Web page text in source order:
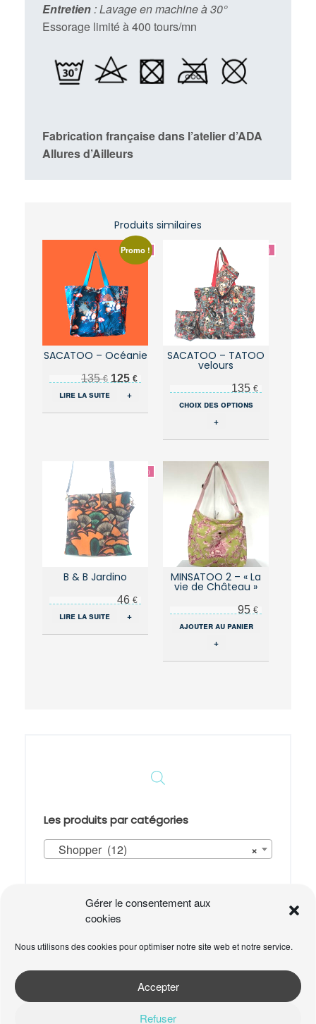
Gérer le consentement aux
cookies
Nous utilisons des cookies pour optimiser notre site web et notre service.
Accepter
Refuser
Entretien: Lavage en machine à 30°
Essorage limité à 400 tours/mn
Fabrication française dans l’atelier d’ADA
Allures d’Ailleurs
Produits similaires
Promo !
SACATOO – Océanie
135€ Le prix initial était : 135 €.
125 €Le prix actuel est : 125 €.
lire la suite +
SACATOO – TATOO
velours
135€
choix des options
plusieurs
page
du
+
B & B Jardino
46 €
lire la suite +
MINSATOO 2 – « La
vie de Château »
95€
ajouter au panier
+
Les produits par catégories
×
Shopper (12)
Votre panier est vide.